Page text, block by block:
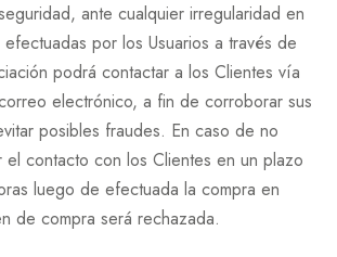
ante cualquier irregularidad en
por los Usuarios a través de
podrá contactar a los Clientes vía
electrónico, a fin de corroborar sus
posibles fraudes. En caso de no
contacto con los Clientes en un plazo
luego de efectuada la compra en
de compra será rechazada.